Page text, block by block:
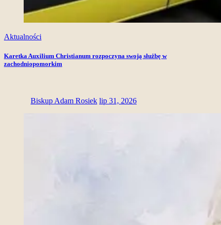
Aktualności
Karetka Auxilium Christianum rozpoczyna swoją służbę w
zachodniopomorkim
Biskup Adam Rosiek lip 31, 2026